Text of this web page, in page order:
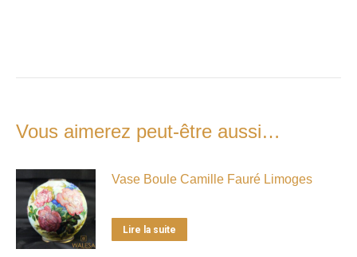
Vous aimerez peut-être aussi…
Vase Boule Camille Fauré Limoges
Lire la suite